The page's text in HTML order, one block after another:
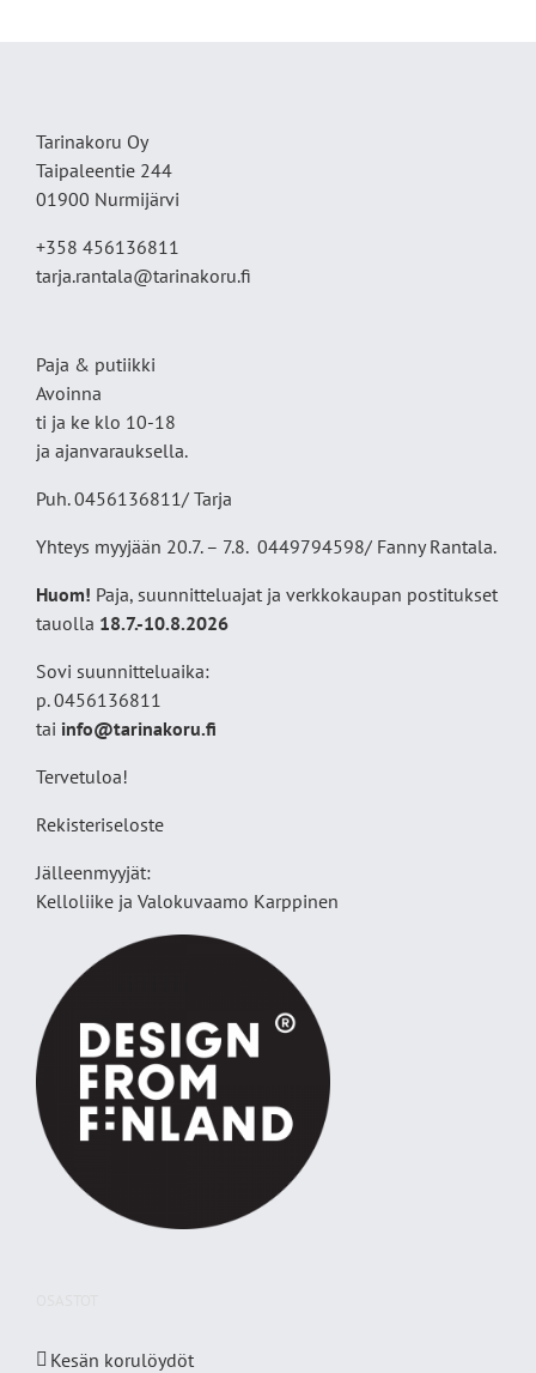
Tarinakoru Oy
Taipaleentie 244
01900 Nurmijärvi
+358 456136811
tarja.rantala@tarinakoru.fi
Paja & putiikki
Avoinna
ti ja ke klo 10-18
ja ajanvarauksella.
Puh. 0456136811/ Tarja
Yhteys myyjään 20.7. – 7.8. 0449794598/ Fanny Rantala.
Huom! Paja, suunnitteluajat ja verkkokaupan postitukset
tauolla 18.7.-10.8.2026
Sovi suunnitteluaika:
p. 0456136811
tai info@tarinakoru.fi
Tervetuloa!
Rekisteriseloste
Jälleenmyyjät:
Kelloliike ja Valokuvaamo Karppinen
Kesän korulöydöt